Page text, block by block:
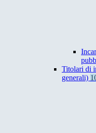
Titolari di
generali)